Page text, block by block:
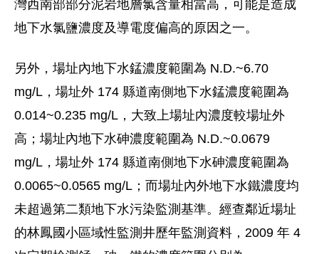
灣西南部部分泥岩地層氯含量相當高，可能是造成
地下水氯鹽濃度及導電度偏高的原因之一。
另外，場址內地下水錳濃度範圍為 N.D.~6.70
mg/L，場址外 174 縣道南側地下水錳濃度範圍為
0.014~0.235 mg/L，大致上場址內濃度較場址外
高；場址內地下水砷濃度範圍為 N.D.~0.0679
mg/L，場址外 174 縣道南側地下水砷濃度範圍為
0.0065~0.0565 mg/L；而場址內外地下水鐵濃度均
未超過第二類地下水污染監測基準。經查鄰近場址
的林鳳國小區域性監測井歷年監測資料，2009 年 4